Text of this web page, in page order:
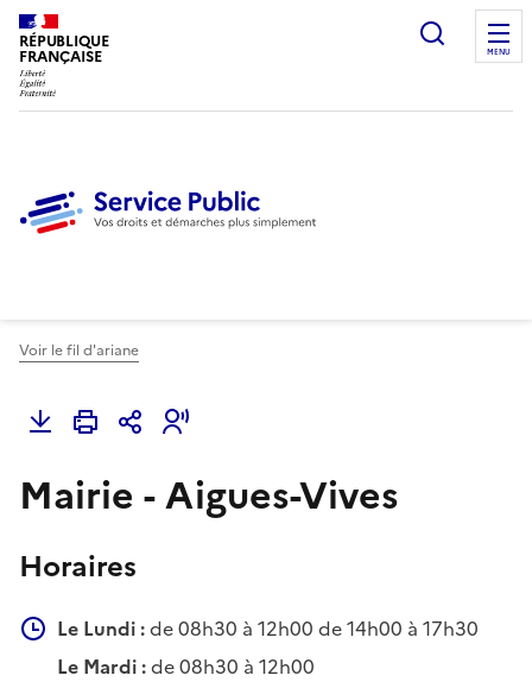
RÉPUBLIQUE
FRANÇAISE
Ouvrir
MENU
Voir le fil d'ariane
Mairie - Aigues-Vives
Horaires
Le Lundi :de 08h30 à 12h00 de 14h00 à 17h30
Le Mardi :de 08h30 à 12h00